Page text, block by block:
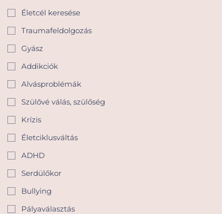
Életcél keresése
Traumafeldolgozás
Gyász
Addikciók
Alvásproblémák
Szülővé válás, szülőség
Krízis
Életciklusváltás
ADHD
Serdülőkor
Bullying
Pályaválasztás